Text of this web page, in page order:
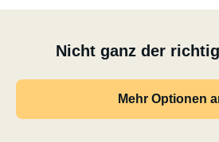
Nicht ganz der
Mehr Optionen